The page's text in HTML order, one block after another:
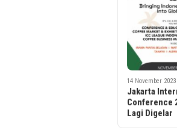
14 November 2023
Jakarta
Conference
Lagi Digelar